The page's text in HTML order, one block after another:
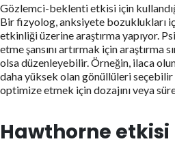
Gözlemci-beklenti etkisi için
Bir fizyolog, anksiyete bozuklukları
etkinliği üzerine araştırma yapıyor.
etme şansını artırmak için araştırma
olsa düzenleyebilir. Örneğin, ilaca
daha yüksek olan gönüllüleri seçebilir
optimize etmek için dozajını veya
Hawthorne etkisi